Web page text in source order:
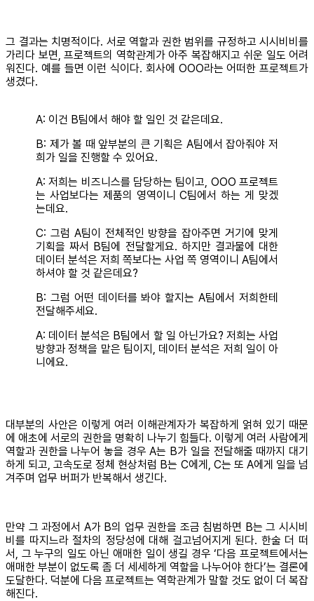
그 결과는 치명적이다. 서로 역할과 권한 범위를 규정하고 시시비비를
가리다 보면, 프로젝트의 역학관계가 아주 복잡해지고 쉬운 일도 어려
워진다. 예를 들면 이런 식이다. 회사에 OOO라는 어떠한 프로젝트가
생겼다.
A: 이건 B팀에서 해야 할 일인 것 같은데요.
B: 제가 볼 때 앞부분의 큰 기획은 A팀에서 잡아줘야 저
희가 일을 진행할 수 있어요.
A: 저희는 비즈니스를 담당하는 팀이고, OOO 프로젝트
는 사업보다는 제품의 영역이니 C팀에서 하는 게 맞겠
는데요.
C: 그럼 A팀이 전체적인 방향을 잡아주면 거기에 맞게
기획을 짜서 B팀에 전달할게요. 하지만 결과물에 대한
데이터 분석은 저희 쪽보다는 사업 쪽 영역이니 A팀에서
하셔야 할 것 같은데요?
B: 그럼 어떤 데이터를 봐야 할지는 A팀에서 저희한테
전달해주세요.
A: 데이터 분석은 B팀에서 할 일 아닌가요? 저희는 사업
방향과 정책을 맡은 팀이지, 데이터 분석은 저희 일이 아
니에요.
대부분의 사안은 이렇게 여러 이해관계자가 복잡하게 얽혀 있기 때문
에 애초에 서로의 권한을 명확히 나누기 힘들다. 이렇게 여러 사람에게
역할과 권한을 나누어 놓을 경우 A는 B가 일을 전달해줄 때까지 대기
하게 되고, 고속도로 정체 현상처럼 B는 C에게, C는 또 A에게 일을 넘
겨주며 업무 버퍼가 반복해서 생긴다.
만약 그 과정에서 A가 B의 업무 권한을 조금 침범하면 B는 그 시시비
비를 따지느라 절차의 정당성에 대해 걸고넘어지게 된다. 한술 더 떠
서, 그 누구의 일도 아닌 애매한 일이 생길 경우 ‘다음 프로젝트에서는
애매한 부분이 없도록 좀 더 세세하게 역할을 나누어야 한다’는 결론에
도달한다. 덕분에 다음 프로젝트는 역학관계가 말할 것도 없이 더 복잡
해진다.